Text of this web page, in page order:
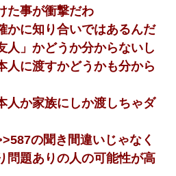
ラ付けろ！」女社員「え、事前連
ら付けろ！」→
て「ブスすぎｗｗｗ」と断った女性
知った兄は荒れ狂い、｢嫁さん、俺
とメールを送った→
った・・・
してきたが後悔しかない…
た事が衝撃だわ
かに知り合いではあるんだ
人」かどうか分からないし
人に渡すかどうかも分から
人か家族にしか渡しちゃダ
の聞き間違いじゃなく
問題ありの人の可能性が高